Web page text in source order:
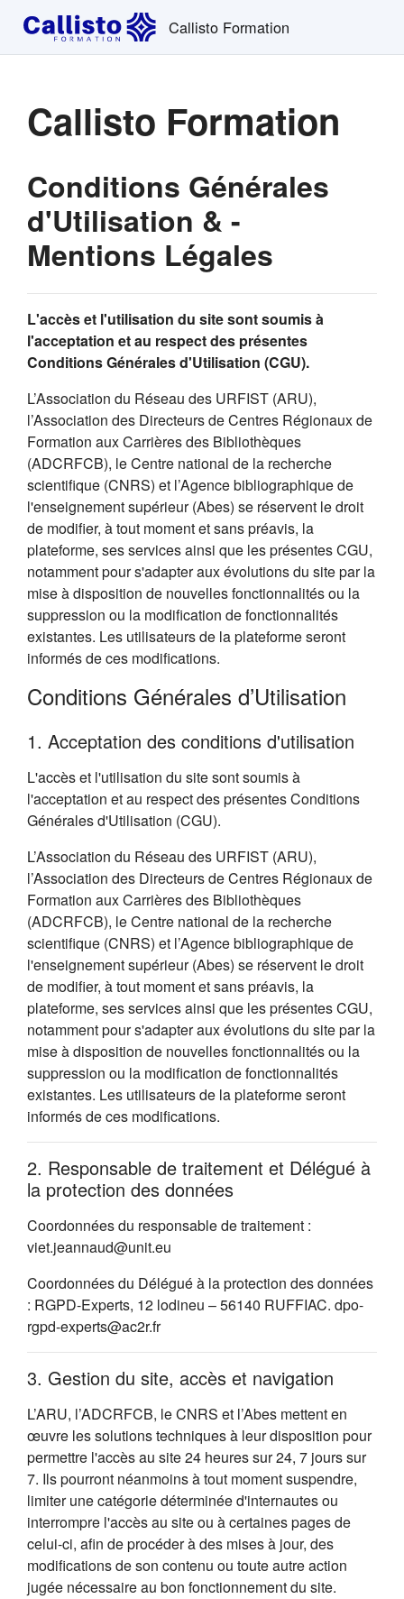
Passer au contenu principal
Callisto Formation
Callisto Formation
Conditions Générales
d'Utilisation & -
Mentions Légales
L'accès et l'utilisation du site sont soumis à
l'acceptation et au respect des présentes
Conditions Générales d'Utilisation (CGU).
L’Association du Réseau des URFIST (ARU),
l’Association des Directeurs de Centres Régionaux de
Formation aux Carrières des Bibliothèques
(ADCRFCB), le Centre national de la recherche
scientifique (CNRS) et l’Agence bibliographique de
l'enseignement supérieur (Abes) se réservent le droit
de modifier, à tout moment et sans préavis, la
plateforme, ses services ainsi que les présentes CGU,
notamment pour s'adapter aux évolutions du site par la
mise à disposition de nouvelles fonctionnalités ou la
suppression ou la modification de fonctionnalités
existantes. Les utilisateurs de la plateforme seront
informés de ces modifications.
Conditions Générales d’Utilisation
1. Acceptation des conditions d'utilisation
L'accès et l'utilisation du site sont soumis à
l'acceptation et au respect des présentes Conditions
Générales d'Utilisation (CGU).
L’Association du Réseau des URFIST (ARU),
l’Association des Directeurs de Centres Régionaux de
Formation aux Carrières des Bibliothèques
(ADCRFCB), le Centre national de la recherche
scientifique (CNRS) et l’Agence bibliographique de
l'enseignement supérieur (Abes) se réservent le droit
de modifier, à tout moment et sans préavis, la
plateforme, ses services ainsi que les présentes CGU,
notamment pour s'adapter aux évolutions du site par la
mise à disposition de nouvelles fonctionnalités ou la
suppression ou la modification de fonctionnalités
existantes. Les utilisateurs de la plateforme seront
informés de ces modifications.
2. Responsable de traitement et Délégué à
la protection des données
Coordonnées du responsable de traitement :
viet.jeannaud@unit.eu
Coordonnées du Délégué à la protection des données
: RGPD-Experts, 12 lodineu – 56140 RUFFIAC. dpo-
rgpd-experts@ac2r.fr
3. Gestion du site, accès et navigation
L’ARU, l’ADCRFCB, le CNRS et l’Abes mettent en
œuvre les solutions techniques à leur disposition pour
permettre l'accès au site 24 heures sur 24, 7 jours sur
7. Ils pourront néanmoins à tout moment suspendre,
limiter une catégorie déterminée d'internautes ou
interrompre l'accès au site ou à certaines pages de
celui-ci, afin de procéder à des mises à jour, des
modifications de son contenu ou toute autre action
jugée nécessaire au bon fonctionnement du site.